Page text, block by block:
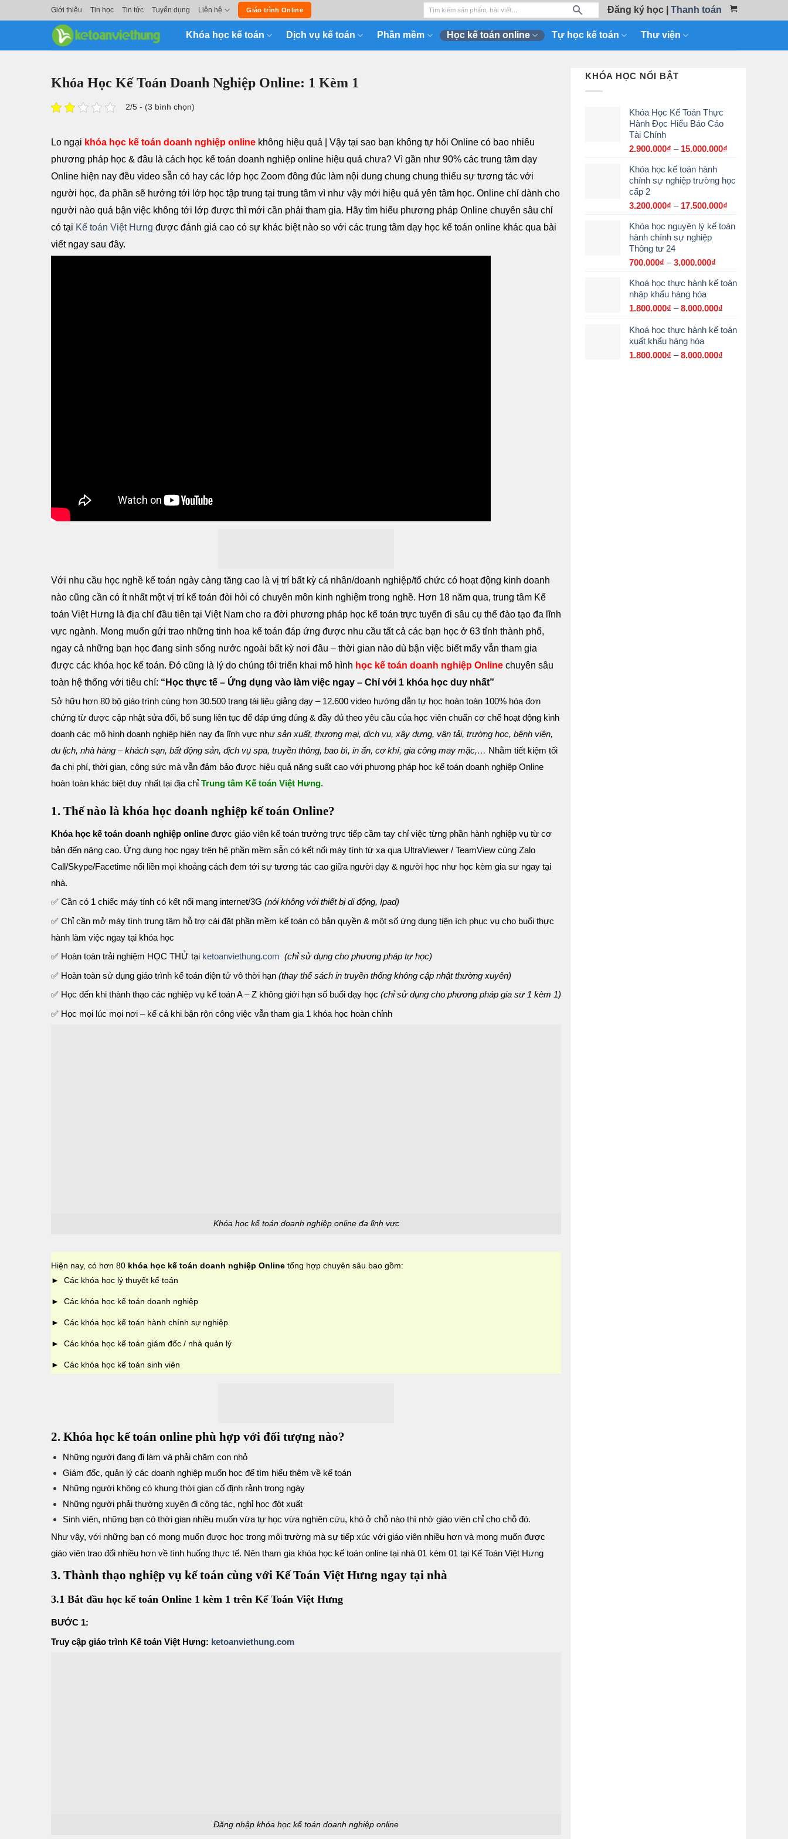
Giới thiệu Tin học Tin tức Tuyển dụng Liên hệ Giáo trình Online Đăng ký học| Thanh toán
Khóa học kế toán Dịch vụ kế toán Phần mềm Học kế toán online Tự học kế toán Thư viện
Khóa Học Kế Toán Doanh Nghiệp Online: 1 Kèm 1
2/5 - (3 bình chọn)
Lo ngại khóa học kế toán doanh nghiệp online không hiệu quả | Vậy tại sao bạn không tự hỏi Online có bao nhiêu
phương pháp học & đâu là cách học kế toán doanh nghiệp online hiệu quả chưa? Vì gần như 90% các trung tâm dạy
Online hiện nay đều video sẵn có hay các lớp học Zoom đông đúc làm nội dung chung chung thiếu sự tương tác với
người học, đa phần sẽ hướng tới lớp học tập trung tại trung tâm vì như vậy mới hiệu quả yên tâm học. Online chỉ dành cho
người nào quá bận việc không tới lớp được thì mới cần phải tham gia. Hãy tìm hiểu phương pháp Online chuyên sâu chỉ
có tại Kế toán Việt Hưng được đánh giá cao có sự khác biệt nào so với các trung tâm dạy học kế toán online khác qua bài
viết ngay sau đây.
Với nhu cầu học nghề kế toán ngày càng tăng cao là vị trí bất kỳ cá nhân/doanh nghiệp/tổ chức có hoạt động kinh doanh
nào cũng cần có ít nhất một vị trí kế toán đòi hỏi có chuyên môn kinh nghiệm trong nghề. Hơn 18 năm qua, trung tâm Kế
toán Việt Hưng là địa chỉ đầu tiên tại Việt Nam cho ra đời phương pháp học kế toán trực tuyến đi sâu cụ thể đào tạo đa lĩnh
vực ngành. Mong muốn gửi trao những tinh hoa kế toán đáp ứng được nhu cầu tất cả các bạn học ở 63 tỉnh thành phố,
ngay cả những bạn học đang sinh sống nước ngoài bất kỳ nơi đâu – thời gian nào dù bận việc biết mấy vẫn tham gia
được các khóa học kế toán. Đó cũng là lý do chúng tôi triển khai mô hình học kế toán doanh nghiệp Online chuyên sâu
toàn hệ thống với tiêu chí: “Học thực tế – Ứng dụng vào làm việc ngay – Chỉ với 1 khóa học duy nhất”
Sở hữu hơn 80 bộ giáo trình cùng hơn 30.500 trang tài liệu giảng dạy – 12.600 video hướng dẫn tự học hoàn toàn 100% hóa đơn
chứng từ được cập nhật sửa đổi, bổ sung liên tục để đáp ứng đúng & đầy đủ theo yêu cầu của học viên chuẩn cơ chế hoạt động kinh
doanh các mô hình doanh nghiệp hiện nay đa lĩnh vực như sản xuất, thương mại, dịch vụ, xây dựng, vận tải, trường học, bệnh viện,
du lịch, nhà hàng – khách sạn, bất động sản, dịch vụ spa, truyền thông, bao bì, in ấn, cơ khí, gia công may mặc,… Nhằm tiết kiệm tối
đa chi phí, thời gian, công sức mà vẫn đảm bảo được hiệu quả năng suất cao với phương pháp học kế toán doanh nghiệp Online
hoàn toàn khác biệt duy nhất tại địa chỉTrung tâm Kế toán Việt Hưng.
1. Thế nào là khóa học doanh nghiệp kế toán Online?
Khóa học kế toán doanh nghiệp online được giáo viên kế toán trưởng trực tiếp cầm tay chỉ việc từng phần hành nghiệp vụ từ cơ
bản đến nâng cao. Ứng dụng học ngay trên hệ phần mềm sẵn có kết nối máy tính từ xa qua UltraViewer / TeamView cùng Zalo
Call/Skype/Facetime nối liền mọi khoảng cách đem tới sự tương tác cao giữa người dạy & người học như học kèm gia sư ngay tại
nhà.
✅ Cần có 1 chiếc máy tính có kết nối mạng internet/3G (nói không với thiết bị di động, Ipad)
✅ Chỉ cần mở máy tính trung tâm hỗ trợ cài đặt phần mềm kế toán có bản quyền & một số ứng dụng tiện ích phục vụ cho buổi thực
hành làm việc ngay tại khóa học
✅ Hoàn toàn trải nghiệm HỌC THỬ tại ketoanviethung.com (chỉ sử dụng cho phương pháp tự học)
✅ Hoàn toàn sử dụng giáo trình kế toán điện tử vô thời hạn (thay thế sách in truyền thống không cập nhật thường xuyên)
✅ Học đến khi thành thạo các nghiệp vụ kế toán A – Z không giới hạn số buổi dạy học (chỉ sử dụng cho phương pháp gia sư 1 kèm 1)
✅ Học mọi lúc mọi nơi – kể cả khi bận rộn công việc vẫn tham gia 1 khóa học hoàn chỉnh
Khóa học kế toán doanh nghiệp online đa lĩnh vực
Hiện nay, có hơn 80 khóa học kế toán doanh nghiệp Online tổng hợp chuyên sâu bao gồm:
► Các khóa học lý thuyết kế toán
► Các khóa học kế toán doanh nghiệp
► Các khóa học kế toán hành chính sự nghiệp
► Các khóa học kế toán giám đốc / nhà quản lý
► Các khóa học kế toán sinh viên
2. Khóa học kế toán online phù hợp với đối tượng nào?
Những người đang đi làm và phải chăm con nhỏ
Giám đốc, quản lý các doanh nghiệp muốn học để tìm hiểu thêm về kế toán
Những người không có khung thời gian cố định rảnh trong ngày
Những người phải thường xuyên đi công tác, nghỉ học đột xuất
Sinh viên, những bạn có thời gian nhiều muốn vừa tự học vừa nghiên cứu, khó ở chỗ nào thì nhờ giáo viên chỉ cho chỗ đó.
Như vậy, với những bạn có mong muốn được học trong môi trường mà sự tiếp xúc với giáo viên nhiều hơn và mong muốn được
giáo viên trao đổi nhiều hơn về tình huống thực tế. Nên tham gia khóa học kế toán online tại nhà 01 kèm 01 tại Kế Toán Việt Hưng
3. Thành thạo nghiệp vụ kế toán cùng với Kế Toán Việt Hưng ngay tại nhà
3.1 Bắt đầu học kế toán Online 1 kèm 1 trên Kế Toán Việt Hưng
BƯỚC 1:
Truy cập giáo trình Kế toán Việt Hưng: ketoanviethung.com
Đăng nhập khóa học kế toán doanh nghiệp online
KHÓA HỌC NỔI BẬT
Khóa Học Kế Toán Thực
Hành Đọc Hiểu Báo Cáo
Tài Chính
2.900.000₫ – 15.000.000₫
2.900.000₫
Khóa học kế toán hành
chính sự nghiệp trường học
cấp 2
3.200.000₫ – 17.500.000₫
từ
Khóa học nguyên lý kế toán
hành chính sự nghiệp
Thông tư 24
700.000₫ – 3.000.000₫
từ
đến
Khoá học thực hành kế toán
nhập khẩu hàng hóa
1.800.000₫ – 8.000.000₫
từ
Khoá học thực hành kế toán
xuất khẩu hàng hóa
1.800.000₫ – 8.000.000₫